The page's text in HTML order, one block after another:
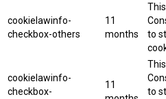
cookielawinfo-
checkbox-others
11
months
to
cookielawinfo-
checkbox-
11
to